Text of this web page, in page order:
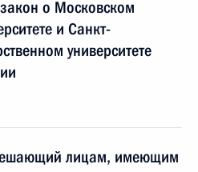
о Московском
и Санкт-
университете
лицам, имеющим